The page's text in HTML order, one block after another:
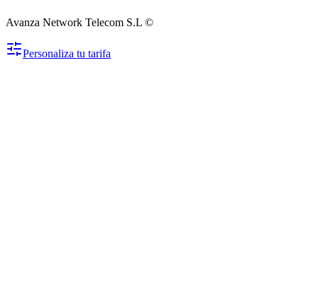
Avanza Network Telecom S.L ©
Personaliza tu tarifa